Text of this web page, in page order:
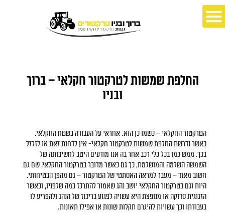
החלפת שמשות לטרקטור חקלאי – ברוך
ובניו
הטרקטור החקלאי – כשמו כן הוא. אחראי על העבודה בשטח החקלאי.
כאשר נדרשת החלפת שמשות לטרקטור חקלאי- אין לדחות זאת או לזלזל
בכך. ממש כמו בכל כלי רכב אחר בה אנו מודעים היטב לחשיבותה של
השמשה השלמה והמושלמת, כך גם כאשר מדובר בטרקטור החקלאי, שם גם
חשוב מאוד – מעבר למראה האסתטי של הטרקטור – גם מהפן הבטיחותי.
היות וגם בטרקטור החקלאי יושב נהג שאמור להתרכז במה שלפניו, וכאשר
הזגוגית סדוקה או מנופצת היא עשויה לפגוע בריכוז של הנהג ולהפריע לו
בעבודתו וכך עשויות להיגרם תקלות שונות או אפילו תאונות.